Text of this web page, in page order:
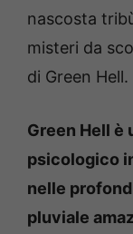
nascosta
misteri da
di Green Hell.
Green Hell è
psicologico
nelle
pluviale